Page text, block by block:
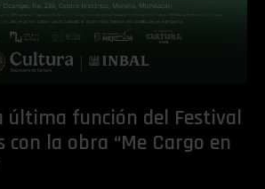
última función del Festival
con la obra “Me Cargo en